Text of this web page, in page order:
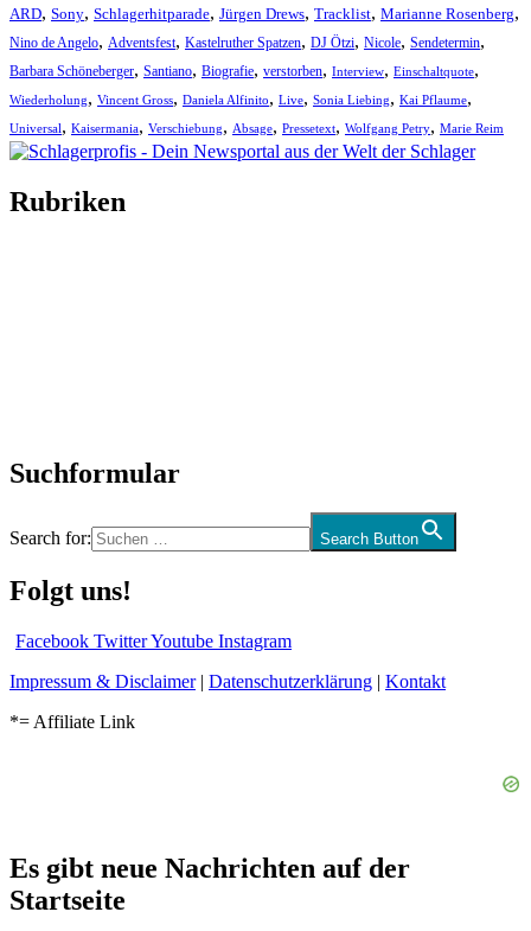
ARD, Sony, Schlagerhitparade, Jürgen Drews, Tracklist, Marianne Rosenberg,
Nino de Angelo, Adventsfest, Kastelruther Spatzen, DJ Ötzi, Nicole, Sendetermin,
Barbara Schöneberger, Santiano, Biografie, verstorben, Interview, Einschaltquote,
Wiederholung, Vincent Gross, Daniela Alfinito, Live, Sonia Liebing, Kai Pflaume,
Universal, Kaisermania, Verschiebung, Absage, Pressetext, Wolfgang Petry, Marie Reim
Rubriken
Suchformular
Search for: Search Button
Folgt uns!
Facebook TwitterYoutube Instagram
Impressum & Disclaimer| Datenschutzerklärung | Kontakt
*= Affiliate Link
Es gibt neue Nachrichten auf der
Startseite